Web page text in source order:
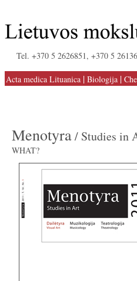
Tel. +370 5 2626851, +370 5
Acta medica Lituanica | Biologija |
Menotyra/ Studies in
WHAT?